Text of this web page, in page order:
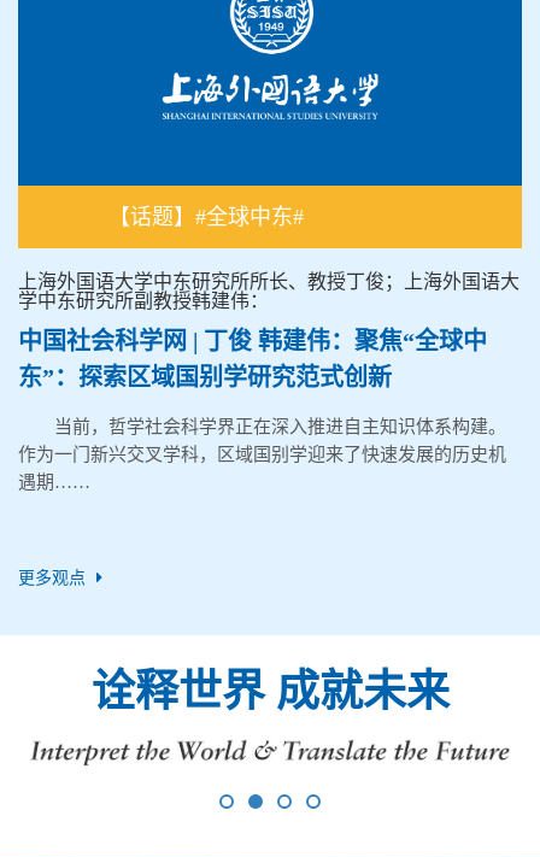
【话题】#全球中东#
上海外国语大学中东研究所所长、教授丁俊；上海外国语大
学中东研究所副教授韩建伟：
中国社会科学网 | 丁俊 韩建伟：聚焦“全球中
东”：探索区域国别学研究范式创新
当前，哲学社会科学界正在深入推进自主知识体系构建。
作为一门新兴交叉学科，区域国别学迎来了快速发展的历史机
遇期……
更多观点